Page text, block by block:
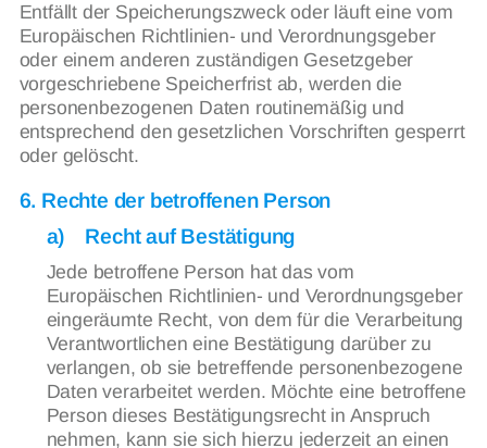
Entfällt der Speicherungszweck oder läuft eine vom
Europäischen Richtlinien- und Verordnungsgeber
oder einem anderen zuständigen Gesetzgeber
vorgeschriebene Speicherfrist ab, werden die
personenbezogenen Daten routinemäßig und
entsprechend den gesetzlichen Vorschriften gesperrt
oder gelöscht.
6. Rechte der betroffenen Person
a) Recht auf Bestätigung
Jede betroffene Person hat das vom
Europäischen Richtlinien- und Verordnungsgeber
eingeräumte Recht, von dem für die Verarbeitung
Verantwortlichen eine Bestätigung darüber zu
verlangen, ob sie betreffende personenbezogene
Daten verarbeitet werden. Möchte eine betroffene
Person dieses Bestätigungsrecht in Anspruch
nehmen, kann sie sich hierzu jederzeit an einen